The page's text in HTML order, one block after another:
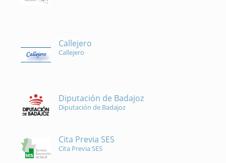
Callejero
Callejero
Diputación de Badajoz
Diputación de Badajoz
Cita Previa SES
Cita Previa SES